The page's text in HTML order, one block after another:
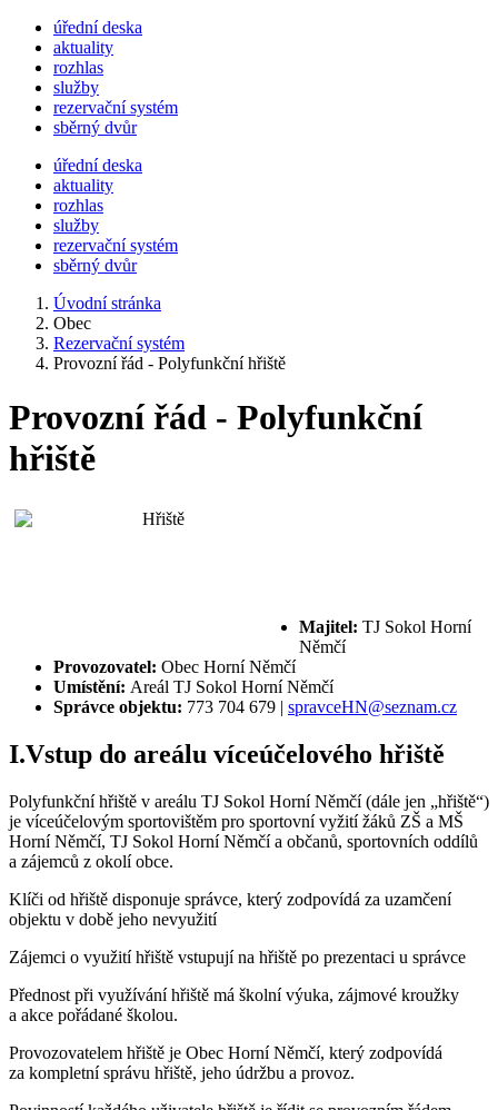
úřední deska
aktuality
rozhlas
služby
rezervační systém
sběrný dvůr
úřední deska
aktuality
rozhlas
služby
rezervační systém
sběrný dvůr
Úvodní stránka
Obec
Rezervační systém
Provozní řád - Polyfunkční hřiště
Provozní řád - Polyfunkční
hřiště
Majitel: TJ Sokol Horní
Němčí
Provozovatel: Obec Horní Němčí
Umístění: Areál TJ Sokol Horní Němčí
Správce objektu: 773 704 679 | spravceHN@seznam.cz
I.Vstup do areálu víceúčelového hřiště
Polyfunkční hřiště v areálu TJ Sokol Horní Němčí (dále jen „hřiště“)
je víceúčelovým sportovištěm pro sportovní vyžití žáků ZŠ a MŠ
Horní Němčí, TJ Sokol Horní Němčí a občanů, sportovních oddílů
a zájemců z okolí obce.
Klíči od hřiště disponuje správce, který zodpovídá za uzamčení
objektu v době jeho nevyužití
Zájemci o využití hřiště vstupují na hřiště po prezentaci u správce
Přednost při využívání hřiště má školní výuka, zájmové kroužky
a akce pořádané školou.
Provozovatelem hřiště je Obec Horní Němčí, který zodpovídá
za kompletní správu hřiště, jeho údržbu a provoz.